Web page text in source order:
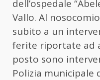
dell’ospedale
Vallo. Al
subito a un
ferite riportate ad
posto sono
Polizia municipale